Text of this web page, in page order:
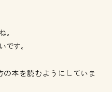
。
です。
の本を読むようにしていま